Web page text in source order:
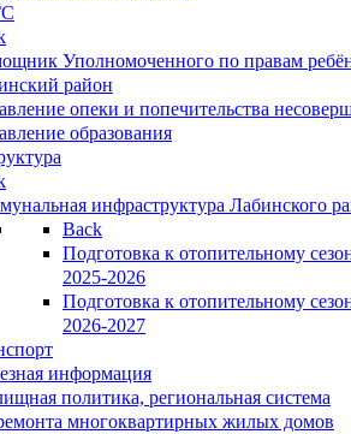
Уполномоченного по правам
район
опеки и попечительства
образования
инфраструктура Лабинского
Back
Подготовка к отопительному
2025-2026
Подготовка к отопительному
2026-2027
информация
политика, региональная система
многоквартирных жилых домов